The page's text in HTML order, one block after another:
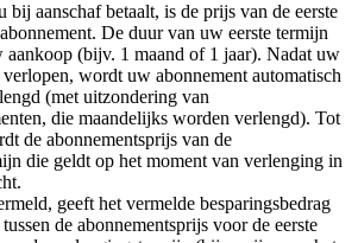
bij aanschaf betaalt, is de prijs van de eerste
De duur van uw eerste termijn
aankoop (bijv. 1 maand of 1 jaar). Nadat uw
wordt uw abonnement automatisch
(met uitzondering van
die maandelijks worden verlengd). Tot
de abonnementsprijs van de
die geldt op het moment van verlenging in
geeft het vermelde besparingsbedrag
de abonnementsprijs voor de eerste